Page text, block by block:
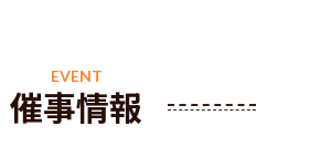
催事情報